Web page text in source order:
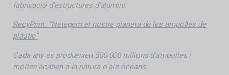
fabricació d’estructures d’alumini.
RecyPrint. “Netegem el nostre planeta de les ampolles de
plàstic”
Cada any es produeixen 500.000 milions d’ampolles i
moltes acaben a la natura o als oceans.